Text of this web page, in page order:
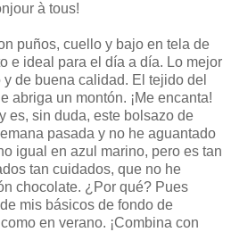
à tous!
puños, cuello y bajo en tela de
e ideal para el día a día. Lo mejor
de buena calidad. El tejido del
abriga un montón. ¡Me encanta!
es, sin duda, este bolsazo de
pasada y no he aguantado
igual en azul marino, pero es tan
tan cuidados, que no he
chocolate. ¿Por qué? Pues
mis básicos de fondo de
en verano. ¡Combina con